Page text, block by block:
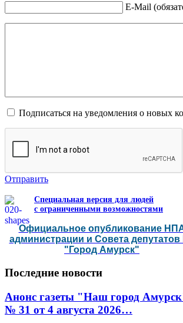
E-Mail
Подписаться на уведомления о новых
Отправить
Специальная версия для людей
с ограниченными возможностями
Официальное опубликование
администрации и Совета депутатов
"Город Амурск"
Последние новости
Анонс газеты "Наш город
№ 31 от 4 августа 2026…